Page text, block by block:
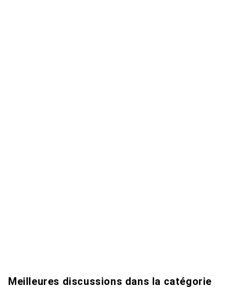
Meilleures discussions dans la catégorie